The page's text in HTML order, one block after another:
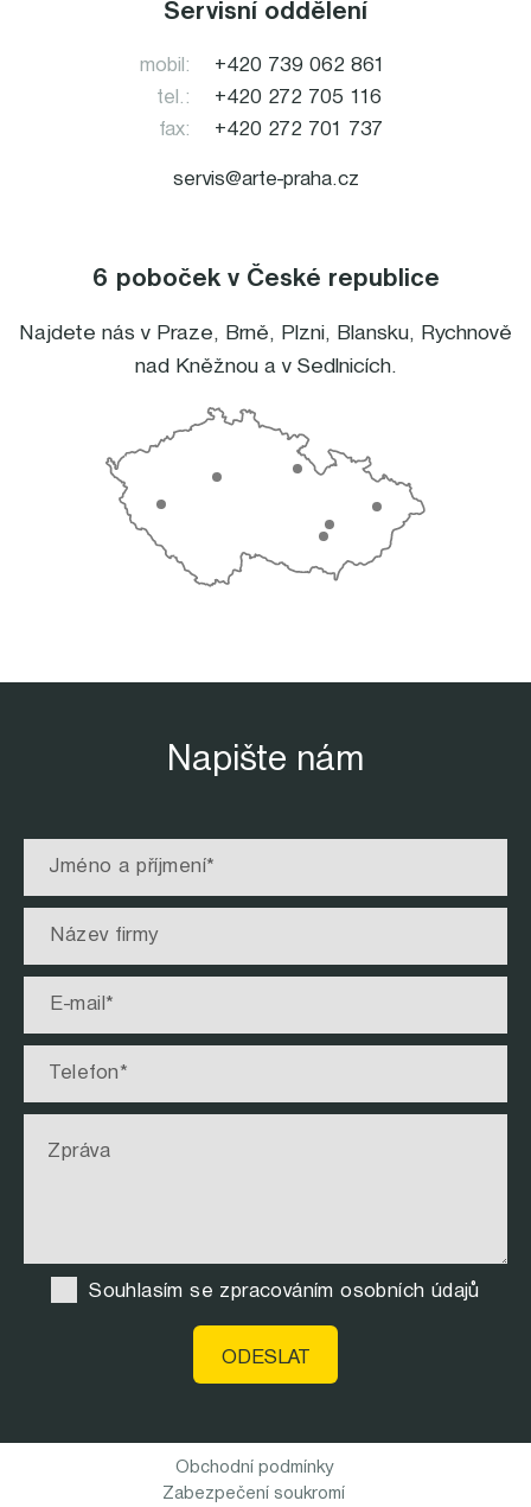
Servisní oddělení
mobil:
+420 739 062 861
tel.:
+420 272 705 116
fax:
+420 272 701 737
servis@arte-praha.cz
6 poboček v České republice
Najdete nás v Praze, Brně, Plzni, Blansku,
Rychnově
nad Kněžnoua v Sedlnicích.
Napište nám
Souhlasím se zpracováním osobních údajů
Obchodní podmínky
Zabezpečení soukromí